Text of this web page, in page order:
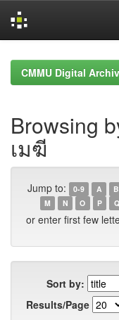
navigationCMMU Digital
Browsing
เมฆี
Jump to: 0-9 A B
M
N O P Q
or enter first few
Sort by:
Results/Page